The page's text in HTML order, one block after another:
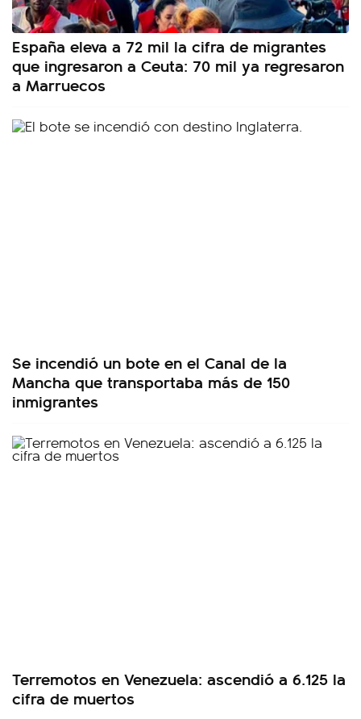
España eleva a 72 mil la cifra de migrantes
que ingresaron a Ceuta: 70 mil ya regresaron
a Marruecos
Se incendió un bote en el Canal de la
Mancha que transportaba más de 150
inmigrantes
Terremotos en Venezuela: ascendió a 6.125 la
cifra de muertos